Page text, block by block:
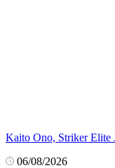
Kaito Ono, Striker Elite
06/08/2026